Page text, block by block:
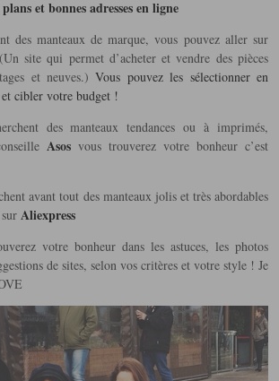
et bonnes adresses en ligne
des manteaux de marque, vous pouvez aller sur
(Un site qui permet d’acheter et vendre des pièces
et neuves.)Vous pouvez les sélectionner en
cibler votre budget !
des manteaux tendances ou à imprimés,
Asos vous trouverez votre bonheur c’est
avant tout des manteaux jolis et très abordables
Aliexpress
votre bonheur dans les astuces, les photos
de sites, selon vos critères et votre style ! Je